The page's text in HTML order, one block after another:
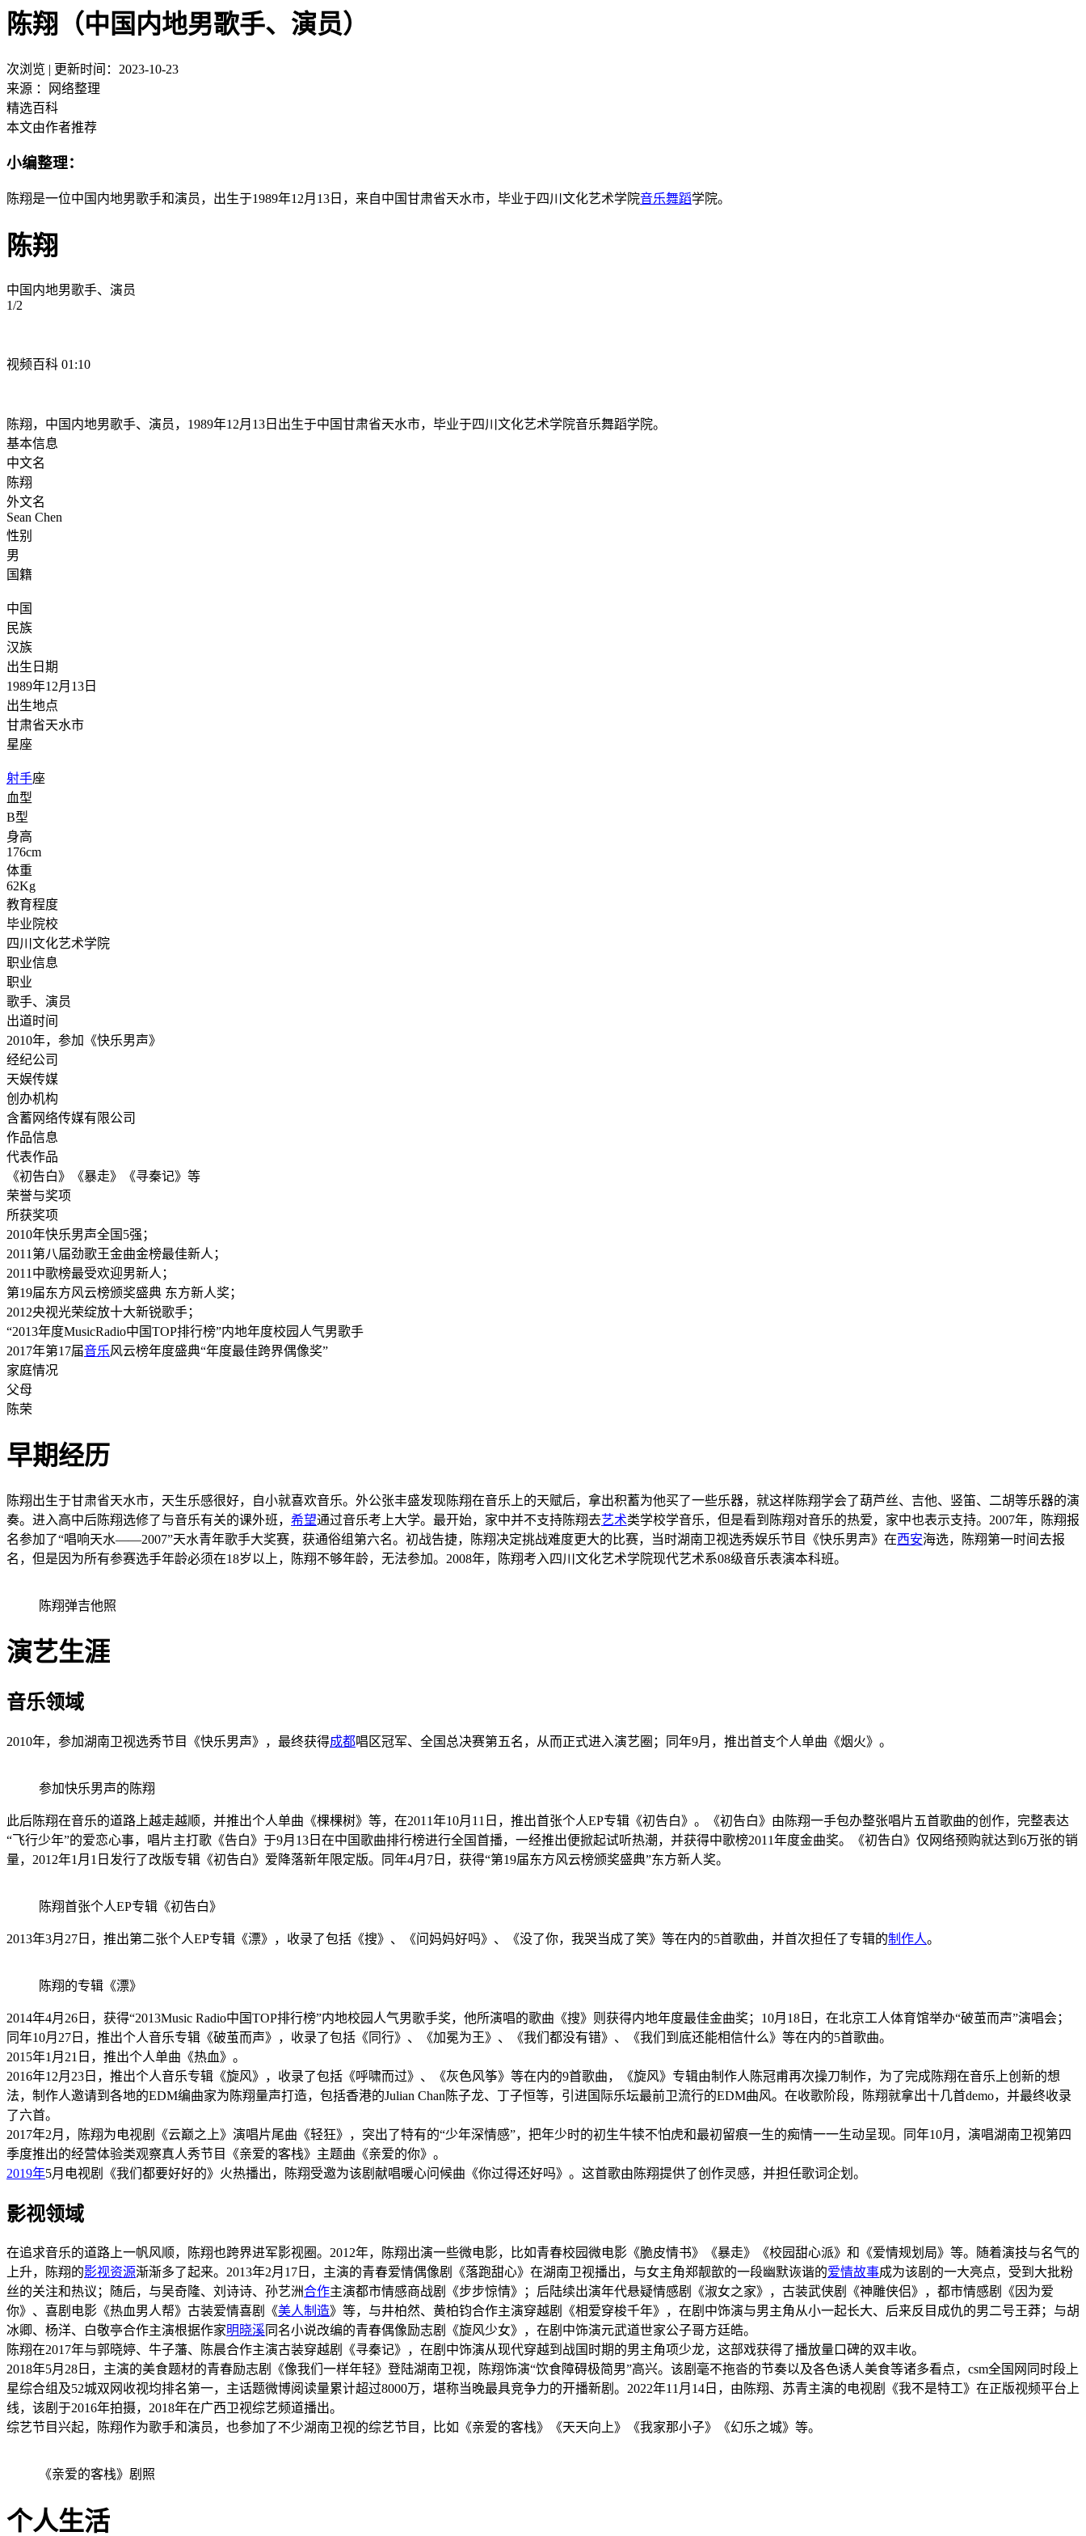
陈翔 （中国内地男歌手、演员）
次浏览 | 更新时间：2023-10-23
来源 ：网络整理
精选百科
本文由作者推荐
小编整理：
陈翔是一位中国内地男歌手和演员，出生于1989年12月13日，来自中国甘肃省天水市，毕业于四川文化艺术学院音乐舞蹈学院。
陈翔
中国内地男歌手、演员
1/2
视频百科 01:10
陈翔，中国内地男歌手、演员，1989年12月13日出生于中国甘肃省天水市，毕业于四川文化艺术学院音乐舞蹈学院。
基本信息
中文名
陈翔
外文名
Sean Chen
性别
男
国籍
中国
民族
汉族
出生日期
1989年12月13日
出生地点
甘肃省天水市
星座
射手座
血型
B型
身高
176cm
体重
62Kg
教育程度
毕业院校
四川文化艺术学院
职业信息
职业
歌手、演员
出道时间
2010年，参加《快乐男声》
经纪公司
天娱传媒
创办机构
含蓄网络传媒有限公司
作品信息
代表作品
《初告白》《暴走》《寻秦记》等
荣誉与奖项
所获奖项
2010年快乐男声全国5强 ；
2011第八届劲歌王金曲金榜最佳新人 ；
2011中歌榜最受欢迎男新人 ；
第19届东方风云榜颁奖盛典 东方新人奖 ；
2012央视光荣绽放十大新锐歌手；
“2013年度MusicRadio中国TOP排行榜”内地年度校园人气男歌手
2017年第17届音乐风云榜年度盛典“年度最佳跨界偶像奖”
家庭情况
父母
陈荣
早期经历
陈翔出生于甘肃省天水市，天生乐感很好，自小就喜欢音乐。外公张丰盛发现陈翔在音乐上的天赋后，拿出积蓄为他买了一些乐器，就这样陈翔学会了葫芦丝、 吉他、 竖笛、 二胡等乐器的演
奏。进入高中后陈翔选修了与音乐有关的课外班， 希望通过音乐考上大学。最开始，家中并不支持陈翔去艺术类学校学音乐，但是看到陈翔对音乐的热爱，家中也表示支持。2007年，陈翔报
名参加了“唱响天水——2007”天水青年歌手大奖赛，获通俗组第六名。初战告捷，陈翔决定挑战难度更大的比赛，当时湖南卫视选秀娱乐节目《快乐男声》在西安海选，陈翔第一时间去报
名，但是因为所有参赛选手年龄必须在18岁以上，陈翔不够年龄，无法参加。2008年，陈翔考入四川文化艺术学院现代艺术系08级音乐表演本科班。
陈翔弹吉他照
演艺生涯
音乐领域
2010年，参加湖南卫视选秀节目《快乐男声》，最终获得成都唱区冠军、全国总决赛第五名，从而正式进入演艺圈 ；同年9月，推出首支个人单曲《烟火》 。
参加快乐男声的陈翔
此后陈翔在音乐的道路上越走越顺，并推出个人单曲《棵棵树》等，在2011年10月11日，推出首张个人EP专辑《初告白》 。《初告白》由陈翔一手包办整张唱片五首歌曲的创作，完整表达
“飞行少年”的爱恋心事，唱片主打歌《告白》于9月13日在中国歌曲排行榜进行全国首播，一经推出便掀起试听热潮 ，并获得中歌榜2011年度金曲奖。《初告白》仅网络预购就达到6万张的销
量，2012年1月1日发行了改版专辑《初告白》爱降落新年限定版。同年4月7日，获得“第19届东方风云榜颁奖盛典”东方新人奖。
陈翔首张个人EP专辑《初告白》
2013年3月27日，推出第二张个人EP专辑《漂》，收录了包括《搜》、《问妈妈好吗》、《没了你，我哭当成了笑》等在内的5首歌曲，并首次担任了专辑的制作人。
陈翔的专辑《漂》
2014年4月26日，获得“2013Music Radio中国TOP排行榜”内地校园人气男歌手奖，他所演唱的歌曲《搜》则获得内地年度最佳金曲奖 ；10月18日，在北京工人体育馆举办“破茧而声”演唱会；
同年10月27日，推出个人音乐专辑《破茧而声》，收录了包括《同行》、《加冕为王》、《我们都没有错》、《我们到底还能相信什么》等在内的5首歌曲。
2015年1月21日，推出个人单曲《热血》 。
2016年12月23日，推出个人音乐专辑《旋风》，收录了包括《呼啸而过》、《灰色风筝》等在内的9首歌曲，《旋风》专辑由制作人陈冠甫再次操刀制作，为了完成陈翔在音乐上创新的想
法，制作人邀请到各地的EDM编曲家为陈翔量声打造，包括香港的Julian Chan 陈子龙、丁子恒等，引进国际乐坛最前卫流行的EDM曲风。在收歌阶段，陈翔就拿出十几首demo，并最终收录
了六首。
2017年2月，陈翔为电视剧《云巅之上》演唱片尾曲《轻狂》，突出了特有的“少年深情感”，把年少时的初生牛犊不怕虎和最初留痕一生的痴情一一生动呈现。同年10月，演唱湖南卫视第四
季度推出的经营体验类观察真人秀节目《亲爱的客栈》主题曲《亲爱的你》 。
2019年5月电视剧《我们都要好好的》火热播出，陈翔受邀为该剧献唱暖心问候曲《你过得还好吗》。这首歌由陈翔提供了创作灵感，并担任歌词企划 。
影视领域
在追求音乐的道路上一帆风顺，陈翔也跨界进军影视圈。2012年，陈翔出演一些微电影，比如青春校园微电影《脆皮情书》 《暴走》 《校园甜心派》和《爱情规划局》等。随着演技与名气的
上升，陈翔的影视资源渐渐多了起来。2013年2月17日，主演的青春爱情偶像剧《落跑甜心》在湖南卫视播出，与女主角郑靓歆的一段幽默诙谐的爱情故事成为该剧的一大亮点，受到大批粉
丝的关注和热议 ；随后，与吴奇隆、 刘诗诗、 孙艺洲合作主演都市情感商战剧《步步惊情》 ；后陆续出演年代悬疑情感剧《淑女之家》 ，古装武侠剧《神雕侠侣》 ，都市情感剧《 因为爱
你》 、喜剧电影《热血男人帮》古装爱情喜剧《美人制造》等，与井柏然、 黄柏钧合作主演穿越剧《相爱穿梭千年》，在剧中饰演与男主角从小一起长大、后来反目成仇的男二号王莽；与胡
冰卿、 杨洋、 白敬亭合作主演根据作家明晓溪 同名小说改编的青春偶像励志剧《旋风少女》，在剧中饰演元武道世家公子哥方廷皓。
陈翔在2017年与郭晓婷、 牛子藩、 陈晨合作主演古装穿越剧《寻秦记》 ，在剧中饰演从现代穿越到战国时期的男主角项少龙，这部戏获得了播放量口碑的双丰收。
2018年5月28日，主演的美食题材的青春励志剧《像我们一样年轻》登陆湖南卫视，陈翔饰演“饮食障碍极简男”高兴。该剧毫不拖沓的节奏以及各色诱人美食等诸多看点，csm全国网同时段上
星综合组及52城双网收视均排名第一，主话题微博阅读量累计超过8000万，堪称当晚最具竞争力的开播新剧 。2022年11月14日，由陈翔、 苏青主演的电视剧《我不是特工》在正版视频平台上
线，该剧于2016年拍摄，2018年在广西卫视综艺频道播出。
综艺节目兴起，陈翔作为歌手和演员，也参加了不少湖南卫视的综艺节目，比如《亲爱的客栈》《天天向上》《我家那小子》《幻乐之城》等。
《亲爱的客栈》剧照
个人生活